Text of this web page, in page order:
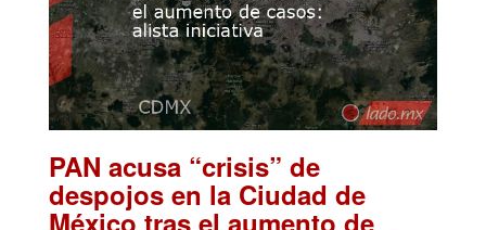
PAN acusa “crisis” de
despojos en la Ciudad de
México tras el aumento de